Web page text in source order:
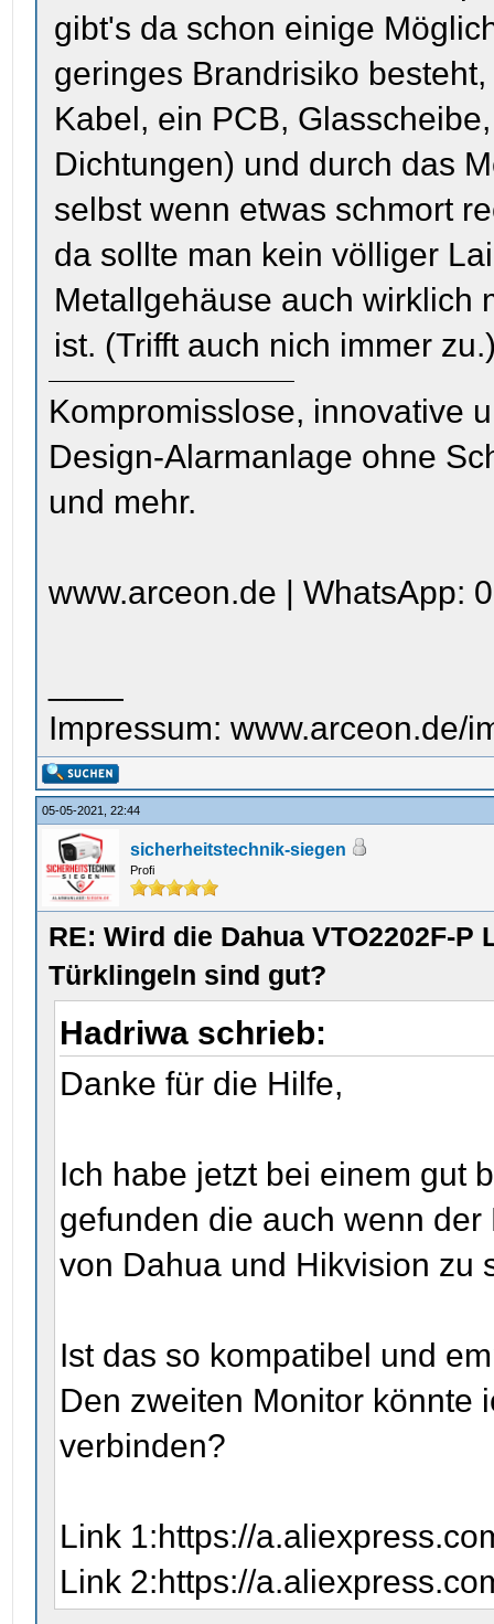
gibt's da schon einige
geringes Brandrisiko
Kabel, ein PCB,
Dichtungen) und durch das
selbst wenn etwas schmort
da sollte man kein völliger
Metallgehäuse auch wirklich
ist. (Trifft auch nich immer
Kompromisslose, innovative
Design-Alarmanlage ohne
und mehr.
www.arceon.de | WhatsApp:
Impressum: www.arceon.de/
05-05-2021, 22:44
sicherheitstechnik-siegen
Profi
RE: Wird die Dahua VTO2202F-
Türklingeln sind gut?
Hadriwa schrieb:
Danke für die Hilfe,
Ich habe jetzt bei einem gut
gefunden die auch wenn
von Dahua und Hikvision zu
Ist das so kompatibel und
Den zweiten Monitor könnte
verbinden?
Link 1:https://
Link 2:https://